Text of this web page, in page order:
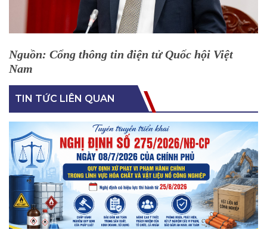
Nguồn: Cổng thông tin điện tử Quốc hội Việt
Nam
TIN TỨC LIÊN QUAN